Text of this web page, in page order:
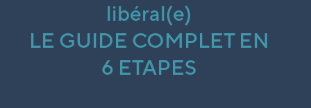
libéral(e)
LE GUIDE COMPLET EN
6 ETAPES